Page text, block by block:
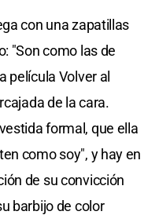
con una zapatillas
"Son como las de
película Volver al
de la cara.
formal, que ella
como soy", y hay en
de su convicción
barbijo de color